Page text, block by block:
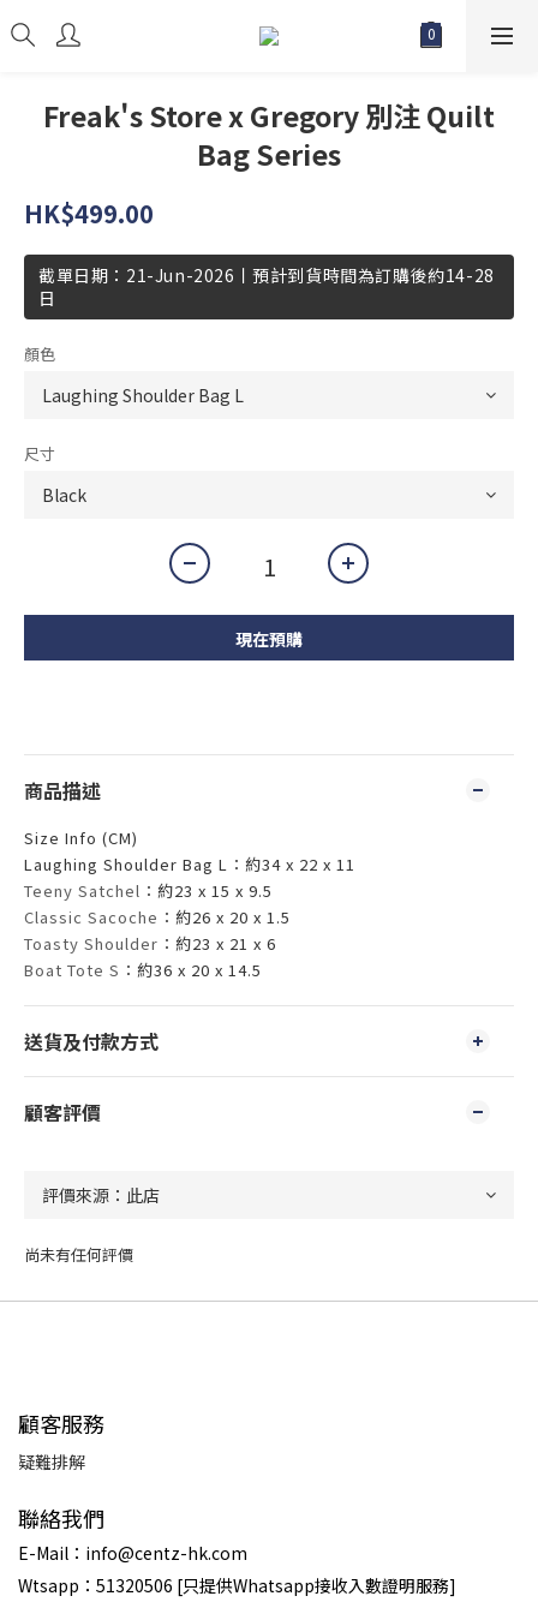
Freak's Store x Gregory 別注 Quilt
Bag Series
HK$499.00
截單日期：21-Jun-2026丨預計到貨時間為訂購後約14-28
日
顏色
尺寸
現在預購
商品描述
Size Info (CM)
Laughing Shoulder Bag L：約34 x 22 x 11
Teeny Satchel ：約23 x 15 x 9.5
Classic Sacoche ：約26 x 20 x 1.5
Toasty Shoulder ：約23 x 21 x 6
Boat Tote S ：約36 x 20 x 14.5
送貨及付款方式
顧客評價
尚未有任何評價
顧客服務
疑難排解
聯絡我們
E-Mail：info@centz-hk.com
Wtsapp：51320506 [只提供Whatsapp接收入數證明服務]